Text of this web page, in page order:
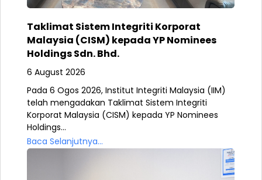
Taklimat Sistem Integriti Korporat
Malaysia (CISM) kepada YP Nominees
Holdings Sdn. Bhd.
6 August 2026
Pada 6 Ogos 2026, Institut Integriti Malaysia (IIM)
telah mengadakan Taklimat Sistem Integriti
Korporat Malaysia (CISM) kepada YP Nominees
Holdings...
Baca Selanjutnya...